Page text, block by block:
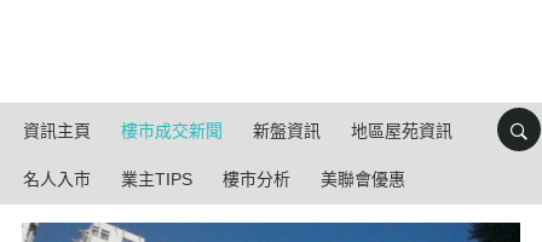
資訊主頁 樓市成交新聞 新盤資訊 地區屋苑資訊
名人入市 業主TIPS 樓市分析 美聯會優惠